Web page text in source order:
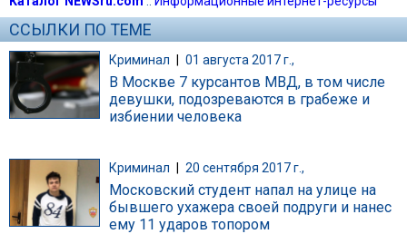
ССЫЛКИ ПО ТЕМЕ
Криминал | 01 августа 2017 г.,
В Москве 7 курсантов МВД, в том числе
девушки, подозреваются в грабеже и
избиении человека
Криминал 20 сентября 2017 г.,
Московский студент напал на улице на
бывшего ухажера своей подруги и нанес
ему 11 ударов топором